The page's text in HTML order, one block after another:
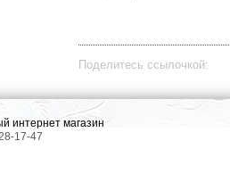
Поделитесь ссылочкой:
интернет магазин
17-47